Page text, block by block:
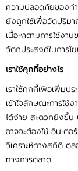
ความปลอดภัยของท่
ยังถูกใช้เพื่อวัดปริมา
เนื้อหาตามการใช้งา
วัตถุประสงค์ในการ
เราใช้คุกกี้อย่างไร
เราใช้คุกกี้เพื่อเพิ่มป
เข้าใจลักษณะการใช้ง
ได้ง่าย สะดวกยิ่งขึ้น
อาจจะต้องใช้ อินเต
วิเคราะห์ทางสถิติ ต
ทางการตลาด